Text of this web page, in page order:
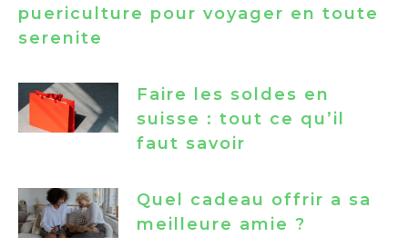
puericulture pour voyager en toute
serenite
Faire les soldes en
suisse : tout ce qu’il
faut savoir
Quel cadeau offrir a sa
meilleure amie ?